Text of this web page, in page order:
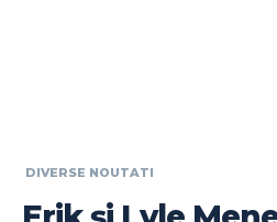
DIVERSE NOUTATI